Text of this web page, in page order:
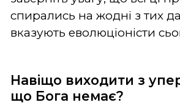
спирались на жодні з тих
вказують еволюціоністи
Навіщо виходити з
що Бога немає?